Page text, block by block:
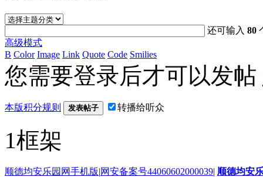
还可输入80
高级模式
B Color Image Link Quote Code Smilies
您需要登录后才可以发帖
本版积分规则 发表帖子 转播给听众
1框架
顺德均安乐园网手机版|网安备案号44060602000039| 顺德均安